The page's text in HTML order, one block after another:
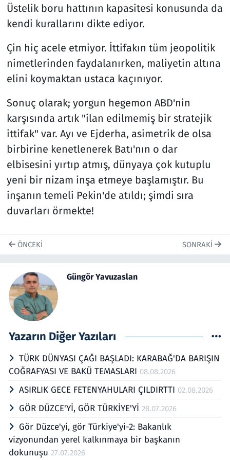
Üstelik boru hattının kapasitesi konusunda da
kendi kurallarını dikte ediyor.
Çin hiç acele etmiyor. İttifakın tüm jeopolitik
nimetlerinden faydalanırken, maliyetin altına
elini koymaktan ustaca kaçınıyor.
Sonuç olarak; yorgun hegemon ABD'nin
karşısında artık "ilan edilmemiş bir stratejik
ittifak" var. Ayı ve Ejderha, asimetrik de olsa
birbirine kenetlenerek Batı'nın o dar
elbisesini yırtıp atmış, dünyaya çok kutuplu
yeni bir nizam inşa etmeye başlamıştır. Bu
inşanın temeli Pekin'de atıldı; şimdi sıra
duvarları örmekte!
ÖNCEKI SONRAKI
Güngör Yavuzaslan
Yazarın Diğer Yazıları
TÜRK DÜNYASI ÇAĞI BAŞLADI: KARABAĞ'DA BARIŞIN
COĞRAFYASI VE BAKÜ TEMASLARI 08.08.2026
ASIRLIK GECE FETENYAHULARI ÇILDIRTTI 02.08.2026
GÖR DÜZCE'Yİ, GÖR TÜRKİYE'Yİ 28.07.2026
Gör Düzce'yi, gör Türkiye'yi-2: Bakanlık
vizyonundan yerel kalkınmaya bir başkanın
dokunuşu 27.07.2026